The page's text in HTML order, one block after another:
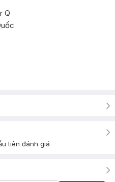
Q
tiên đánh giá